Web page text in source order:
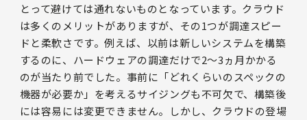
とって避けては通れないものとなっています。クラウド
は多くのメリットがありますが、その1つが調達スピー
ドと柔軟さです。例えば、以前は新しいシステムを構築
するのに、ハードウェアの調達だけで2～3ヵ月かかる
のが当たり前でした。事前に「どれくらいのスペックの
機器が必要か」を考えるサイジングも不可欠で、構築後
には容易には変更できません。しかし、クラウドの登場